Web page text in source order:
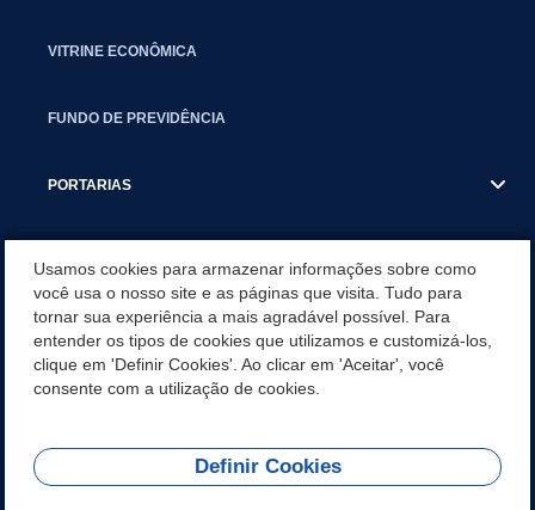
VITRINE ECONÔMICA
FUNDO DE PREVIDÊNCIA
PORTARIAS
CONCURSO/PSS/CONVOCAÇÃO
INCENTIVOS PÚBLICOS À PROJETOS CULTURAIS - INÁCIO
MARTINS PR
REDES SOCIAIS
Usamos cookies para armazenar informações sobre como
você usa o nosso site e as páginas que visita. Tudo para
tornar sua experiência a mais agradável possível. Para
entender os tipos de cookies que utilizamos e customizá-los,
clique em 'Definir Cookies'. Ao clicar em 'Aceitar', você
consente com a utilização de cookies.
Definir Cookies